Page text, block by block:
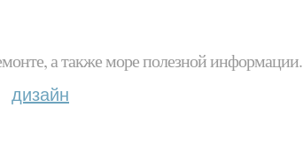
а также море полезной информации.
дизайн